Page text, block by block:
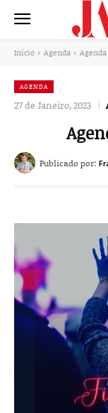
Início Agenda
AGENDA
27 de Janeiro, 2023
Publicado por: